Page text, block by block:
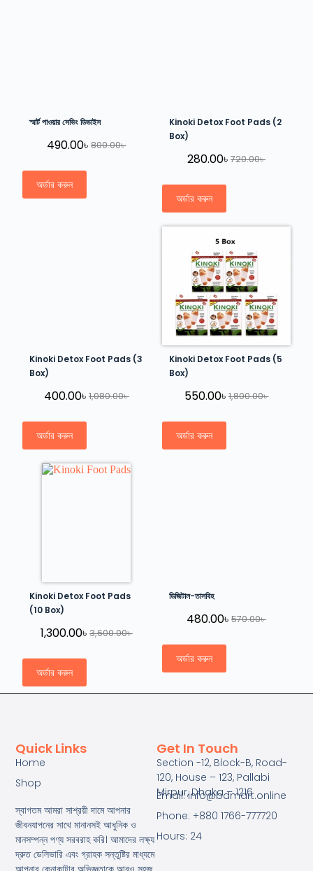
স্মার্ট পাওয়ার সেভিং ডিভাইস
800.00৳
490.00৳
অর্ডার করুন
Kinoki Detox Foot Pads (2
Box)
720.00৳
280.00৳
অর্ডার করুন
Kinoki Detox Foot Pads (3
Box)
1,080.00৳
400.00৳
অর্ডার করুন
Kinoki Detox Foot Pads (5
Box)
1,800.00৳
550.00৳
অর্ডার করুন
Kinoki Detox Foot Pads
(10 Box)
3,600.00৳
1,300.00৳
অর্ডার করুন
ডিজিটাল-তাসবিহ
570.00৳
480.00৳
অর্ডার করুন
Quick Links
Home
Shop
স্বাগতম আমরা সাশ্রয়ী দামে আপনার
জীবনযাপনের সাথে মানানসই আধুনিক ও
মানসম্পন্ন পণ্য সরবরাহ করি। আমাদের লক্ষ্য
দ্রুত ডেলিভারি এবং গ্রাহক সন্তুষ্টির মাধ্যমে
Get In Touch
Section -12, Block-B, Road-
120, House – 123, Pallabi
Mirpur, Dhaka – 1216
Email: info@bdmart.online
Phone: +880 1766-777720
Hours: 24